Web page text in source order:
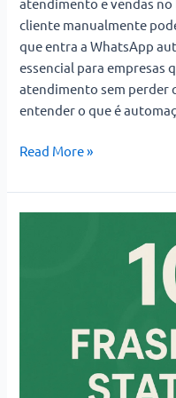
cliente manualmente
que entra a WhatsApp
essencial para empresas
atendimento sem perder
entender o que é
Read More »
WhatsApp: